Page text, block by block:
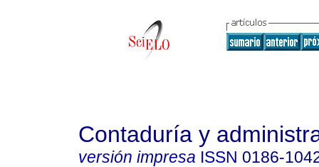
Contaduría y
versión impresa ISSN 0186-